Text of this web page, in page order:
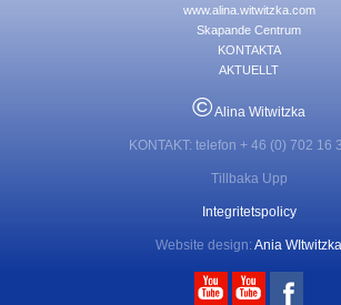
www.alina.witwitzka.com
Skapande Centrum
KONTAKTA
AKTUELLT
©Alina Witwitzka
KONTAKT: telefon + 46 (0) 702 16
Tillbaka Upp
Integritetspolicy
Website design:Ania WItwitzka